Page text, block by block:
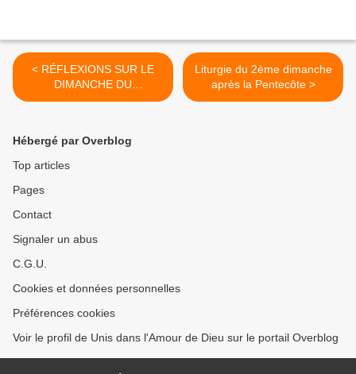
< RÉFLEXIONS SUR LE
DIMANCHE DU
PARALYTIQUE
Liturgie du 2ème dimanche
après la Pentecôte >
Hébergé par Overblog
Top articles
Pages
Contact
Signaler un abus
C.G.U.
Cookies et données personnelles
Préférences cookies
Voir le profil de Unis dans l'Amour de Dieu sur le portail Overblog